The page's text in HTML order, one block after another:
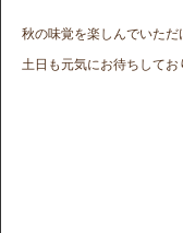
秋の味覚を楽しんでいただ
土日も元気にお待ちしてお